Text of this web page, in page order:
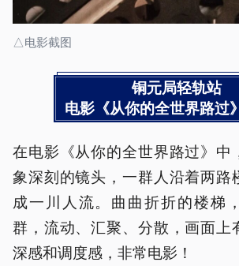
△电影截图
铜元局轻轨站
电影《从你的全世界路过
在电影《从你的全世界路过》中
象深刻的镜头，一群人沿着两路
成一川人流。曲曲折折的楼梯
群，流动、汇聚、分散，画面上
深感和调度感，非常电影！